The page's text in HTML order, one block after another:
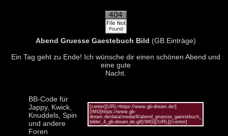
Abend Gruesse Gaestebuch Bild (GB Einträge)
Ein Tag geht zu Ende! Ich wünsche dir einen schönen Abend und
eine gute
Nacht.
BB-Code für
Jappy, Kwick,
Knuddels, Spin
und andere
Foren